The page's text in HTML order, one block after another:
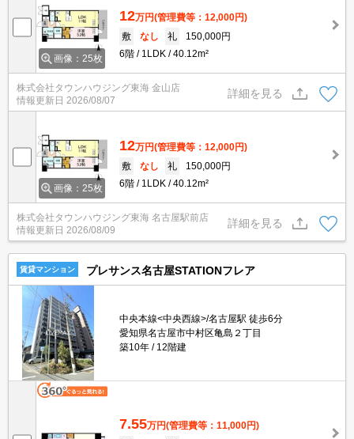
画像：25枚
12万円(管理費等：12,000円)
敷
なし 礼
150,000円
6階
1LDK 40.12m²
株式会社タウンハウジング東海 金山店
情報更新日 2026/08/07
詳細を見る
画像：25枚
12万円(管理費等：12,000円)
敷
なし 礼
150,000円
6階
1LDK 40.12m²
株式会社タウンハウジング東海 名古屋駅前店
情報更新日 2026/08/09
詳細を見る
賃貸マンション プレサンス名古屋STATIONフレア
中央本線<中央西線>/名古屋駅 徒歩6分
愛知県名古屋市中村区亀島２丁目
築10年
12階建
7.55万円(管理費等：11,000円)